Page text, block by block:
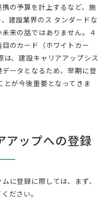
の予算を計上するなど、施
建設業界のス タンダードな
来の話ではありません。４
のカード（ホワイトカー
は、建設キャリアアップシス
ータとなるため、早期に登
が今後重要となってきま
アップへの登録
に登録に際しては、まず、
ださい。